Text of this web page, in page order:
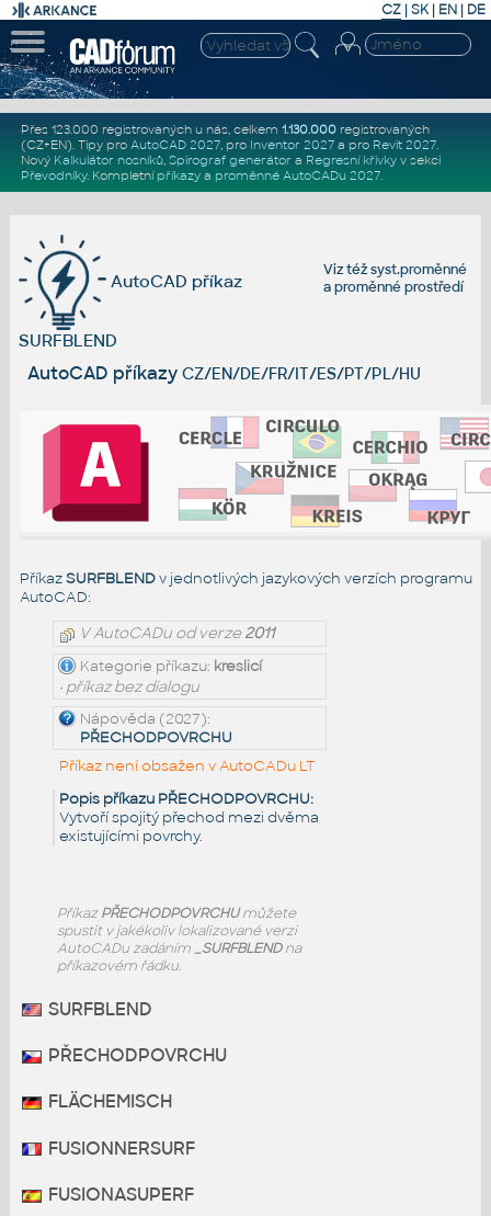
CZ | SK| EN | DE
Přes 123.000 registrovaných u nás, celkem 1.130.000registrovaných
(CZ+EN). Tipy pro AutoCAD 2027, pro Inventor 2027a pro Revit 2027.
Nový Kalkulátor nosníků, Spirograf generátor a Regresní křivkyv sekci
Převodníky. Kompletní příkazya proměnné AutoCADu 2027.
Viz téžsyst.proměnné
aproměnné prostředí
AutoCAD příkaz
SURFBLEND
AutoCAD příkazy CZ/EN/DE/FR/IT/ES/PT/PL/HU
PříkazSURFBLENDv jednotlivých jazykových verzích programu
AutoCAD:
V AutoCADu od verze2011
Kategorie příkazu: kreslicí
• příkaz bez dialogu
Nápověda (2027):
PŘECHODPOVRCHU
Příkaz není obsažen v AutoCADu LT
Popis příkazu PŘECHODPOVRCHU:
Vytvoří spojitý přechod mezi dvěma
existujícími povrchy.
PříkazPŘECHODPOVRCHUmůžete
spustit v jakékoliv lokalizované verzi
AutoCADu zadáním _SURFBLENDna
příkazovém řádku.
SURFBLEND
PŘECHODPOVRCHU
FLÄCHEMISCH
FUSIONNERSURF
FUSIONASUPERF